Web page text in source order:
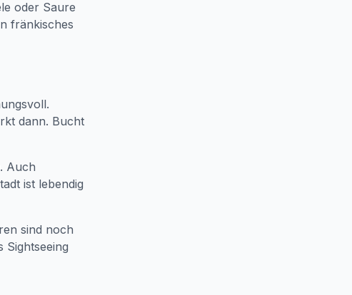
oder Saure
fränkisches
dann. Bucht
Auch
ist lebendig
sind noch
Sightseeing